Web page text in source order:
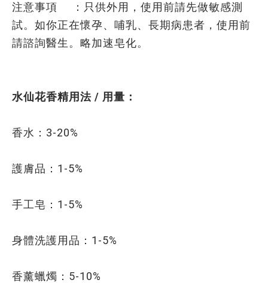
注意事項 ：只供外用，使用前請先做敏感測
試。如你正在懷孕、哺乳、長期病患者，使用前
請諮詢醫生。略加速皂化。
水仙花香精用法 / 用量：
香水：3-20%
護膚品：1-5%
手工皂：1-5%
身體洗護用品：1-5%
香薰蠟燭：5-10%